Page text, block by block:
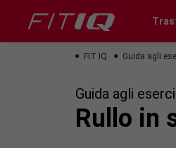
FIT IQ Guida agli
Guida agli
Rullo in